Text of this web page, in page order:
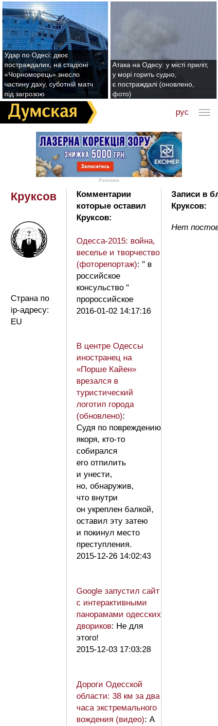
Удар по Одесі: двоє
постраждалих, на стадіоні
«Чорноморець» знесло
частину даху, суботній матч
під загрозою
Атака на Одесу: у місті приліт,
у морі горить судно,
є постраждалі (оновлено,
фото)
рус
Реклама
Круксов
Страна по
ip-адресу:
EU
Комментарии
которые оставил
Круксов:
Одесса-2015: война,
веселье и творчество
(фоторепортаж): " в
российское
консульство "
пророссийское
2016-01-02 14:17:16
В центре Одессы
иностранец на
«Порше Кайен»
врезался в
туристический
логотип города
(обновлено):
Судя по повреждению
якоря, кто-то
собирался
его отпилить
и унести,
но, обнаружив,
что внутри
он укреплен балкой,
оставил эту затею
и покинул место
преступления.
2015-12-26 14:02:43
Google запустил сайт
с интерактивными
панорамами одесских
двориков: Не для
этого!
2015-12-03 17:03:28
Дороги Одесской
области: 38 км за два
часа экстремального
вождения (видео): А
Записи в
Круксов:
Нет